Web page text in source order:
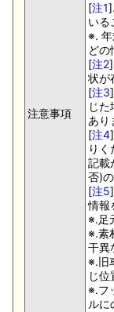
注意事項
[注1
いる
※. 年
どの
[注2
状が
[注3
じ
あり
[注4
りく
記載
否)
[注5
情報
※.足
※.素
干異
※.旧
じ位
※.フ
ルに